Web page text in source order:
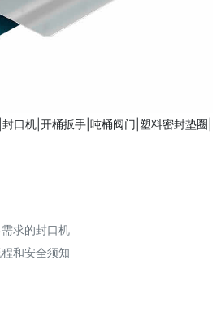
口机|开桶扳手|吨桶阀门|塑料密封垫圈|
求的封口机
和安全须知